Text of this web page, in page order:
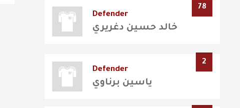
78
Defender
خالد حسين دغريري
2
Defender
ياسين برناوي